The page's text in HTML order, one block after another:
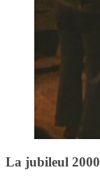
La jubileul 2000